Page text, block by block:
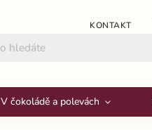
KONTAKT
V čokoládě a polevách